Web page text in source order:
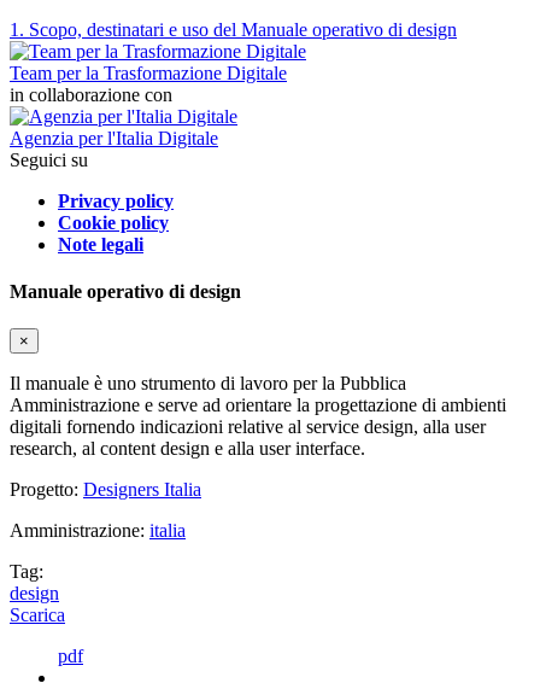
1. Scopo, destinatari e uso del Manuale operativo di design
Team per la Trasformazione Digitale
in collaborazione con
Agenzia per l'Italia Digitale
Seguici su
Privacy policy
Cookie policy
Note legali
Manuale operativo di design
×
Il manuale è uno strumento di lavoro per la Pubblica
Amministrazione e serve ad orientare la progettazione di ambienti
digitali fornendo indicazioni relative al service design, alla user
research, al content design e alla user interface.
Progetto: Designers Italia
Amministrazione: italia
Tag:
design
Scarica
pdf